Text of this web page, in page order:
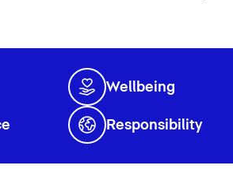
Wellbeing
Responsibility